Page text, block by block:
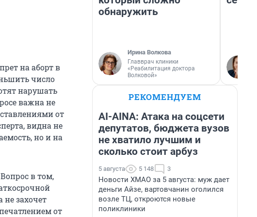
на аборт в
число
нарушать
важна не
от
видна не
но и на
в том,
захочет
от
обнаружить
Ирина Волкова
Главврач клиники
«Реабилитация доктора
Волковой»
РЕКОМЕНДУЕМ
AI-AINA: Атака на соцсети
депутатов, бюджета вузов
не хватило лучшим и
сколько стоит арбуз
5 августа 5 148 3
Новости ХМАО за 5 августа: муж дает
деньги Айзе, вартовчанин оголился
возле ТЦ, откроются новые
поликлиники